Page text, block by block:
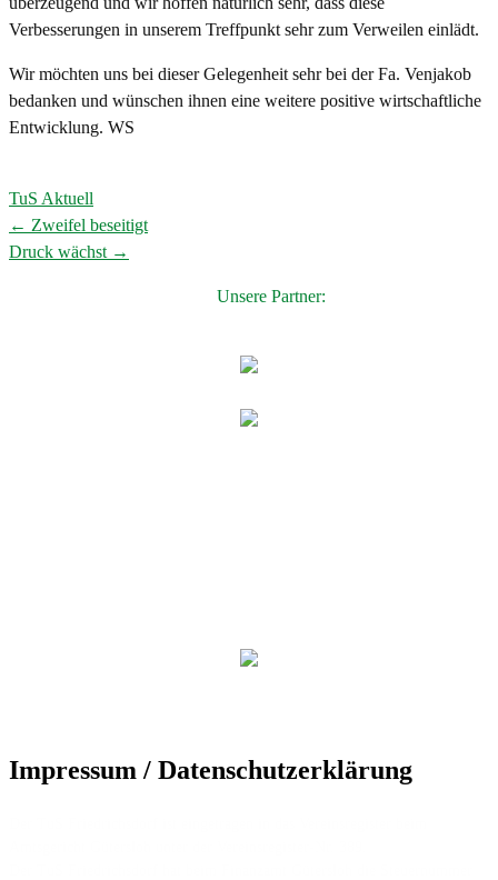
Verbesserungen in unserem Treffpunkt sehr zum Verweilen einlädt.
Wir möchten uns bei dieser Gelegenheit sehr bei der Fa. Venjakob
bedanken und wünschen ihnen eine weitere positive wirtschaftliche
Entwicklung. WS
TuS Aktuell
Post
← Zweifel beseitigt
Druck wächst →
Unsere Partner:
Impressum / Datenschutzerklärung